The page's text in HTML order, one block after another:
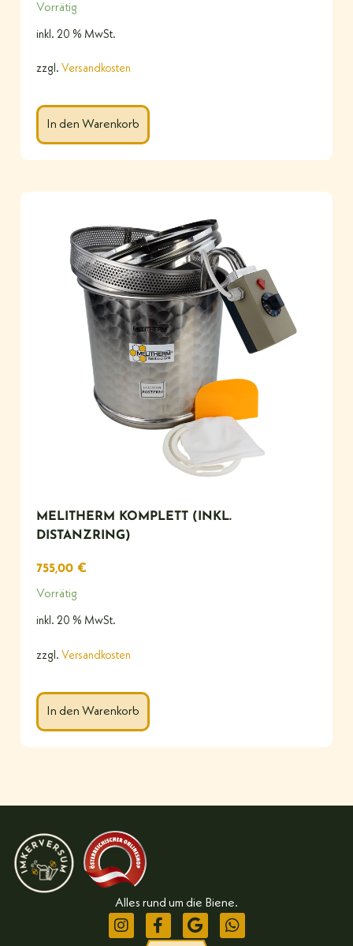
Vorrätig
inkl. 20 % MwSt.
zzgl. Versandkosten
In den Warenkorb
MELITHERM KOMPLETT (INKL.
DISTANZRING)
755,00 €
Vorrätig
inkl. 20 % MwSt.
zzgl. Versandkosten
In den Warenkorb
Alles rund um die Biene.